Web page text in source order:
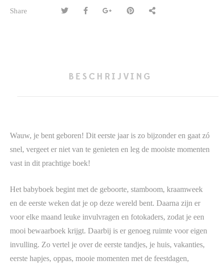
Share
BESCHRIJVING
Wauw, je bent geboren! Dit eerste jaar is zo bijzonder en gaat zó
snel, vergeet er niet van te genieten en leg de mooiste momenten
vast in dit prachtige boek!
Het babyboek begint met de geboorte, stamboom, kraamweek
en de eerste weken dat je op deze wereld bent. Daarna zijn er
voor elke maand leuke invulvragen en fotokaders, zodat je een
mooi bewaarboek krijgt. Daarbij is er genoeg ruimte voor eigen
invulling. Zo vertel je over de eerste tandjes, je huis, vakanties,
eerste hapjes, oppas, mooie momenten met de feestdagen,